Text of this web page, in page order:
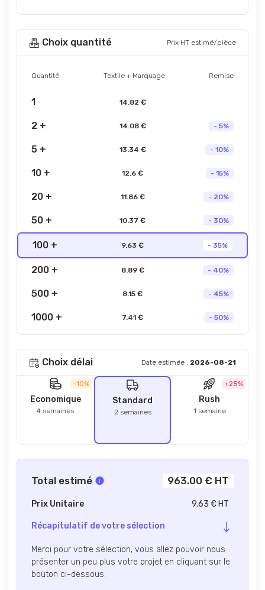
Choix quantité Prix HT estimé/pièce
Quantité Textile + Marquage Remise
1 14.82 €
2 + 14.08 € - 5%
5 + 13.34 € - 10%
10 + 12.6 € - 15%
20 + 11.86 € - 20%
50 + 10.37 € - 30%
100 + 9.63 € - 35%
200 + 8.89 € - 40%
500 + 8.15 € - 45%
1000 + 7.41 € - 50%
Choix délai Date estimée : 2026-08-21
-10%
Economique
4 semaines
Standard
2 semaines
+25%
Rush
1 semaine
Total estimé 963.00 € HT
Prix Unitaire 9.63 € HT
Récapitulatif de votre sélection
Merci pour votre sélection, vous allez pouvoir nous
présenter un peu plus votre projet en cliquant sur le
bouton ci-dessous.